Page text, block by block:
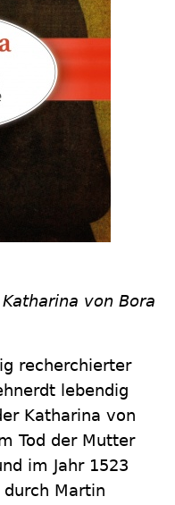
von Bora
recherchierter
lebendig
Katharina von
Tod der Mutter
im Jahr 1523
Martin